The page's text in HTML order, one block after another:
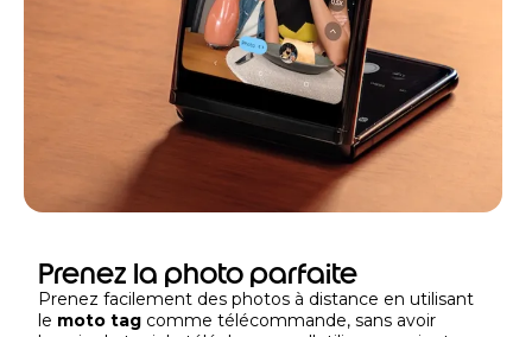
Prenez la photo parfaite
Prenez facilement des photos à distance en utilisant
le moto tag comme télécommande, sans avoir